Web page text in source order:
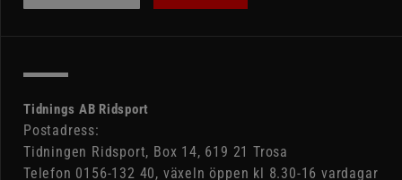
Tidnings AB Ridsport
Postadress:
Tidningen Ridsport, Box 14, 619 21 Trosa
Telefon 0156-132 40, växeln öppen kl 8.30-16 vardagar